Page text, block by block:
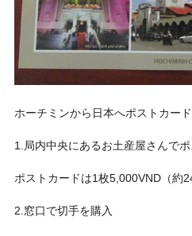
ホーチミンから日本へポストカー
1.局内中央にあるお土産屋さんで
ポストカードは1枚5,000VND（約
2.窓口で切手を購入